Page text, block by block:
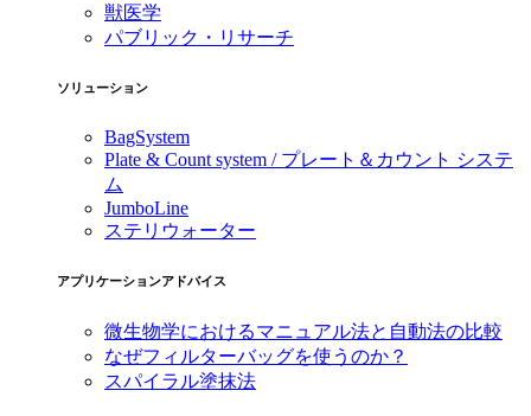
獣医学
パブリック・リサーチ
ソリューション
BagSystem
Plate & Count system / プレート＆カウント システ
ム
JumboLine
ステリウォーター
アプリケーションアドバイス
微生物学におけるマニュアル法と自動法の比較
なぜフィルターバッグを使うのか？
スパイラル塗抹法